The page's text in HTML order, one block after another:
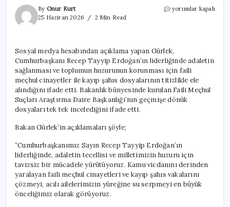
By Onur Kurt
25 Haziran 2026
2 Min Read
Bakan
cinayet
aydınlatıldı,
638
dosya
yeniden
açıldı
için
yorumlar kapalı
Sosyal medya hesabından açıklama yapan Gürlek,
Cumhurbaşkanı Recep Tayyip Erdoğan’ın liderliğinde adaletin
sağlanması ve toplumun huzurunun korunması için faili
meçhul cinayetler ile kayıp şahıs dosyalarının titizlikle ele
alındığını ifade etti. Bakanlık bünyesinde kurulan Faili Meçhul
Suçları Araştırma Daire Başkanlığı’nın geçmişe dönük
dosyaları tek tek incelediğini ifade etti.
Bakan Gürlek’in açıklamaları şöyle;
“Cumhurbaşkanımız Sayın Recep Tayyip Erdoğan’ın
liderliğinde, adaletin tecellisi ve milletimizin huzuru için
tavizsiz bir mücadele yürütüyoruz. Kamu vicdanını derinden
yaralayan faili meçhul cinayetleri ve kayıp şahıs vakalarını
çözmeyi, acılı ailelerimizin yüreğine su serpmeyi en büyük
önceliğimiz olarak görüyoruz.